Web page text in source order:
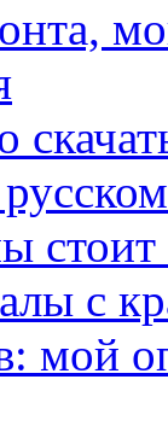
с
мой